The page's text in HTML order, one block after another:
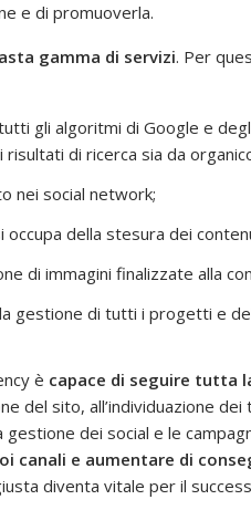
e di promuoverla.
gamma di servizi. Per
gli algoritmi di Google e
di ricerca sia da
nei social network;
occupa della stesura dei
di immagini finalizzate alla
gestione di tutti i progetti e
è capace di seguire tutta
del sito, all’individuazione
dei social e le
e aumentare di
diventa vitale per il